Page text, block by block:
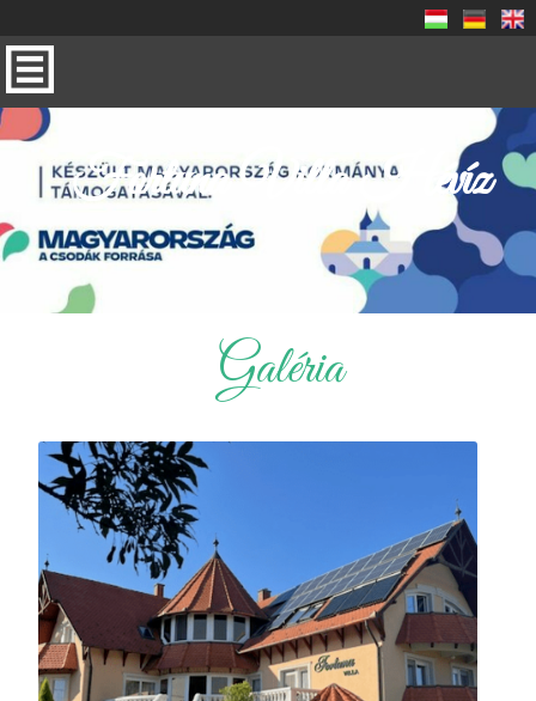
Fortuna Villa Hévíz
Galéria